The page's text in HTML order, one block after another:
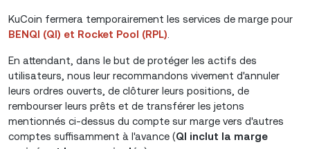
KuCoin fermera temporairement les services de marge pour
BENQI (QI) et Rocket Pool (RPL)
En attendant, dans le but de protéger les actifs des
utilisateurs, nous leur recommandons vivement d'annuler
leurs ordres ouverts, de clôturer leurs positions, de
rembourser leurs prêts et de transférer les jetons
mentionnés ci-dessus du compte sur marge vers d'autres
comptes suffisamment à l'avance (QI inclut la marge